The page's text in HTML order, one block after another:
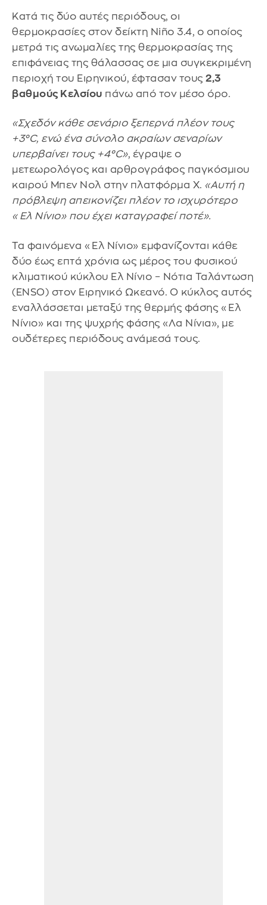
Κατά τις δύο αυτές περιόδους, οι
θερμοκρασίες στον δείκτη Niño 3.4, ο οποίος
μετρά τις ανωμαλίες της θερμοκρασίας της
επιφάνειας της θάλασσας σε μια συγκεκριμένη
περιοχή του Ειρηνικού, έφτασαν τους 2,3
βαθμούς Κελσίου πάνω από τον μέσο όρο.
«Σχεδόν κάθε σενάριο ξεπερνά πλέον τους
+3°C, ενώ ένα σύνολο ακραίων σεναρίων
υπερβαίνει τους +4°C», έγραψε ο
μετεωρολόγος και αρθρογράφος παγκόσμιου
καιρού Μπεν Νολ στην πλατφόρμα X. «Αυτή η
πρόβλεψη απεικονίζει πλέον το ισχυρότερο
«Ελ Νίνιο» που έχει καταγραφεί ποτέ».
Τα φαινόμενα «Ελ Νίνιο» εμφανίζονται κάθε
δύο έως επτά χρόνια ως μέρος του φυσικού
κλιματικού κύκλου Ελ Νίνιο – Νότια Ταλάντωση
(ENSO) στον Ειρηνικό Ωκεανό. Ο κύκλος αυτός
εναλλάσσεται μεταξύ της θερμής φάσης «Ελ
Νίνιο» και της ψυχρής φάσης «Λα Νίνια», με
ουδέτερες περιόδους ανάμεσά τους.